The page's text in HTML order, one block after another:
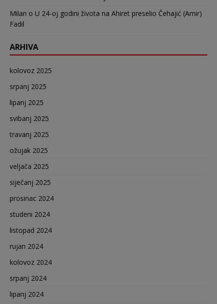
Milan o U 24-oj godini života na Ahiret preselio Čehajić (Amir)
Fadil
ARHIVA
kolovoz 2025
srpanj 2025
lipanj 2025
svibanj 2025
travanj 2025
ožujak 2025
veljača 2025
siječanj 2025
prosinac 2024
studeni 2024
listopad 2024
rujan 2024
kolovoz 2024
srpanj 2024
lipanj 2024